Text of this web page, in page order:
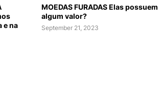
e na
MOEDAS FURADAS Elas possuem
algum valor?
September 21, 2023